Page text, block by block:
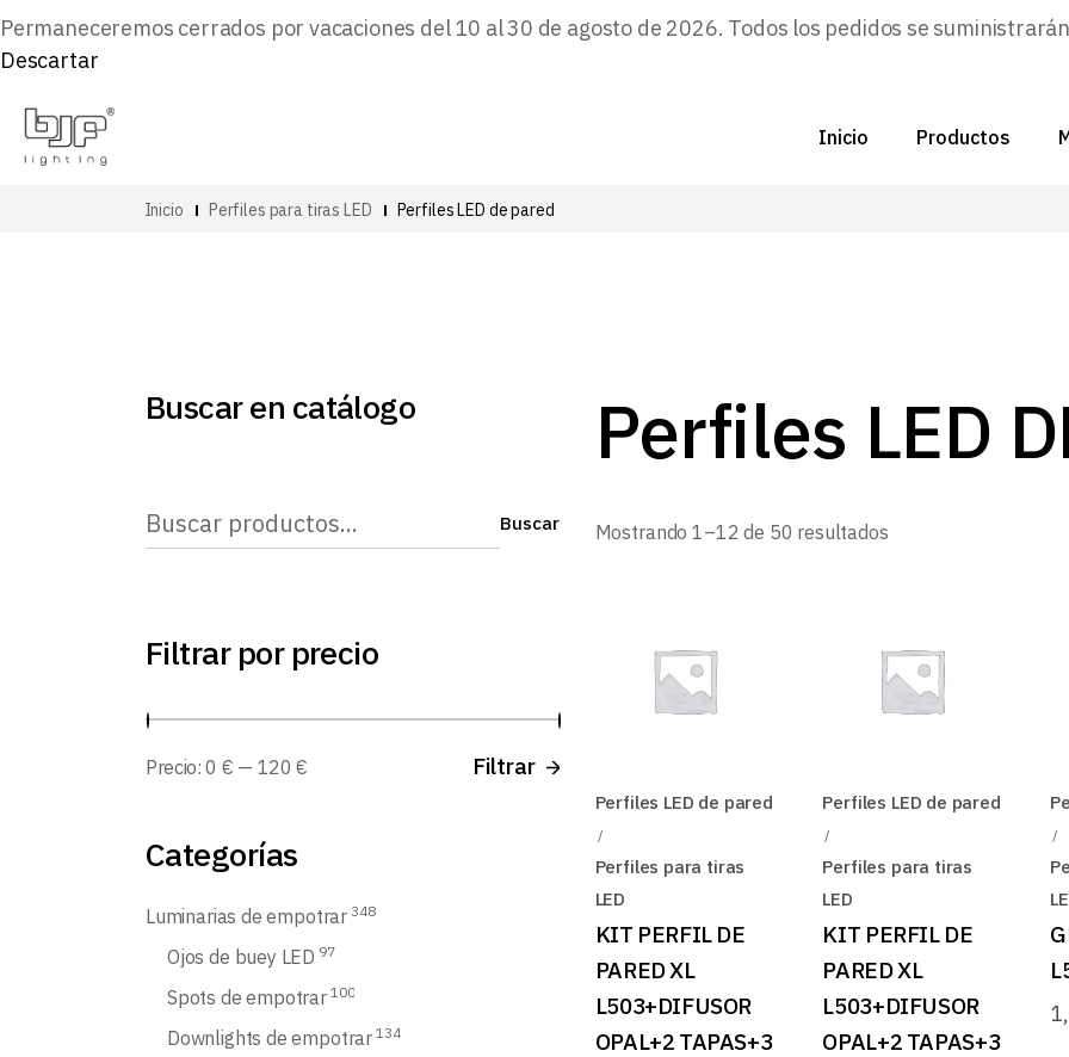
Permaneceremos cerrados por vacaciones del 10 al 30 de agosto de 2026. Todos los pedidos se
Descartar
Inicio Productos
Inicio Perfiles para tiras LED Perfiles LED de pared
Perfiles LED
Mostrando 1–12 de 50 resultadosOrdenado
Perfiles LED de pared
Perfiles para tiras
LED
KIT PERFIL DE
PARED XL
L503+DIFUSOR
OPAL+2 TAPAS+3
Perfiles LED de pared
Perfiles para tiras
LED
KIT PERFIL DE
PARED XL
L503+DIFUSOR
OPAL+2 TAPAS+3
Buscar en catálogo
Buscar Buscar
Filtrar por precio
mínimo
máximo
Filtrar
Precio:0 € — 120 €
Categorías
Luminarias de empotrar 348
Ojos de buey LED 97
Spots de empotrar 100
Downlights de empotrar 134